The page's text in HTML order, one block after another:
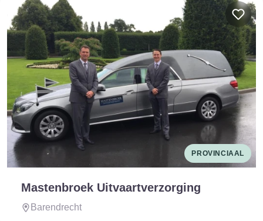
PROVINCIAAL
Mastenbroek Uitvaartverzorging
Barendrecht